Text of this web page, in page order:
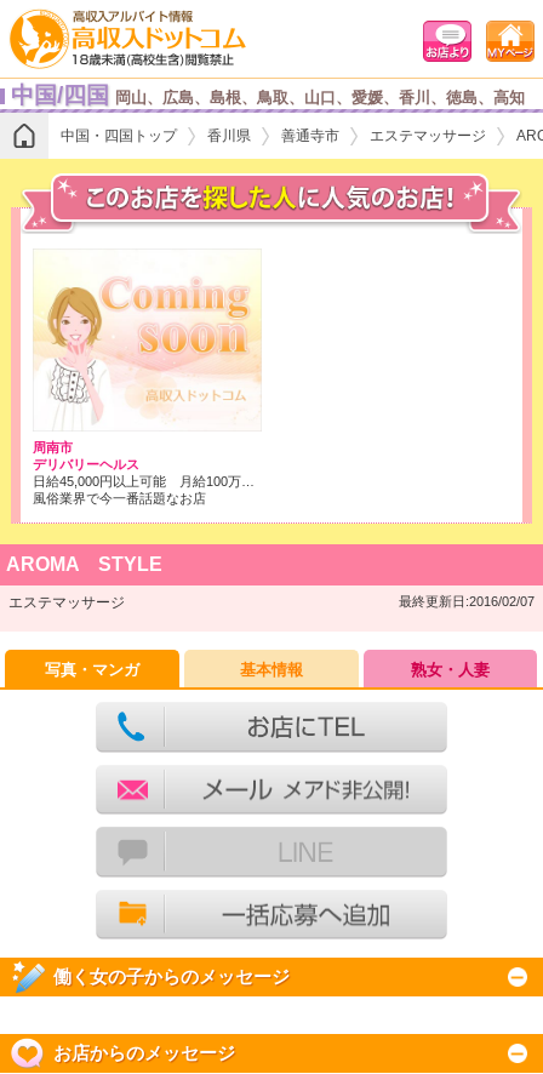
中国/四国 岡山、広島、島根、鳥取、山口、愛媛、香川、徳島、高知
中国・四国トップ 香川県 善通寺市 エステマッサージ
周南市
デリバリーヘルス
風俗業界で今一番話題なお店
AROMA STYLE
エステマッサージ 最終更新日:2016/02/07
写真・マンガ 基本情報 熟女・人妻
働く女の子からのメッセージ
お店からのメッセージ